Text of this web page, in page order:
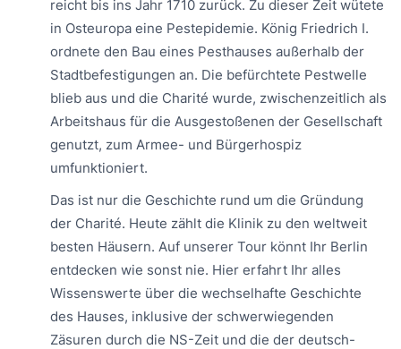
reicht bis ins Jahr 1710 zurück. Zu dieser Zeit wütete
in Osteuropa eine Pestepidemie. König Friedrich I.
ordnete den Bau eines Pesthauses außerhalb der
Stadtbefestigungen an. Die befürchtete Pestwelle
blieb aus und die Charité wurde, zwischenzeitlich als
Arbeitshaus für die Ausgestoßenen der Gesellschaft
genutzt, zum Armee- und Bürgerhospiz
umfunktioniert.
Das ist nur die Geschichte rund um die Gründung
der Charité. Heute zählt die Klinik zu den weltweit
besten Häusern. Auf unserer Tour könnt Ihr Berlin
entdecken wie sonst nie. Hier erfahrt Ihr alles
Wissenswerte über die wechselhafte Geschichte
des Hauses, inklusive der schwerwiegenden
Zäsuren durch die NS-Zeit und die der deutsch-